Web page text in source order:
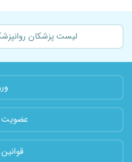
لیست پزشکان
عضویت